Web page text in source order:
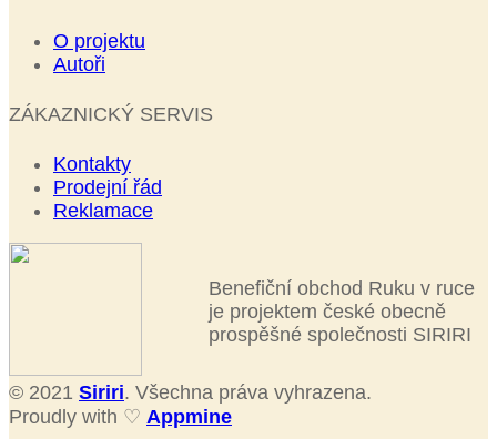
O projektu
Autoři
ZÁKAZNICKÝ SERVIS
Kontakty
Prodejní řád
Reklamace
Benefiční obchod Ruku v ruce
je projektem české obecně
prospěšné společnosti SIRIRI
© 2021 Siriri. Všechna práva vyhrazena.
Proudly with ♡ Appmine